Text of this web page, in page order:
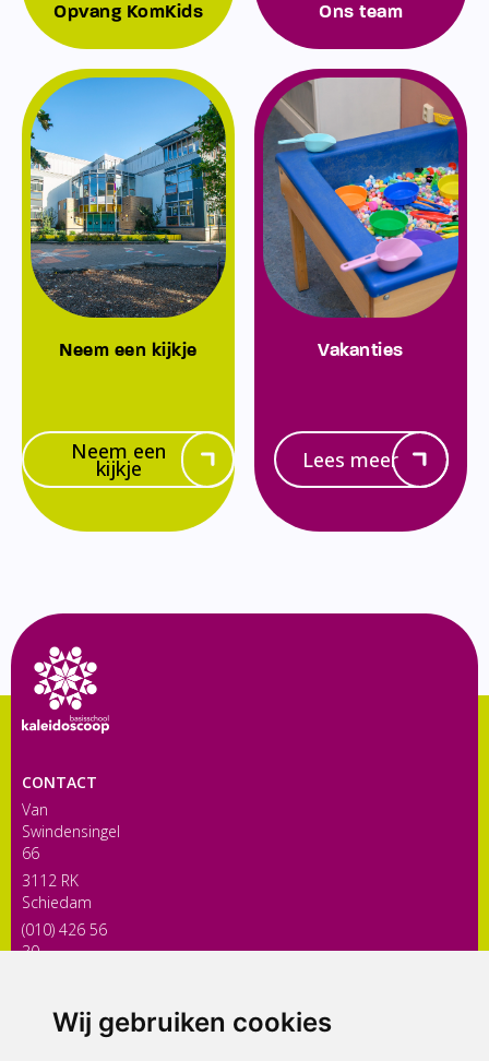
Wij gebruiken cookies
Opvang KomKids Ons team
Neem een kijkje
Neem een
kijkje
Vakanties
Lees meer
CONTACT
Van
Swindensingel
66
3112 RK
Schiedam
(010) 426 56
30
ONDERDEEL VAN